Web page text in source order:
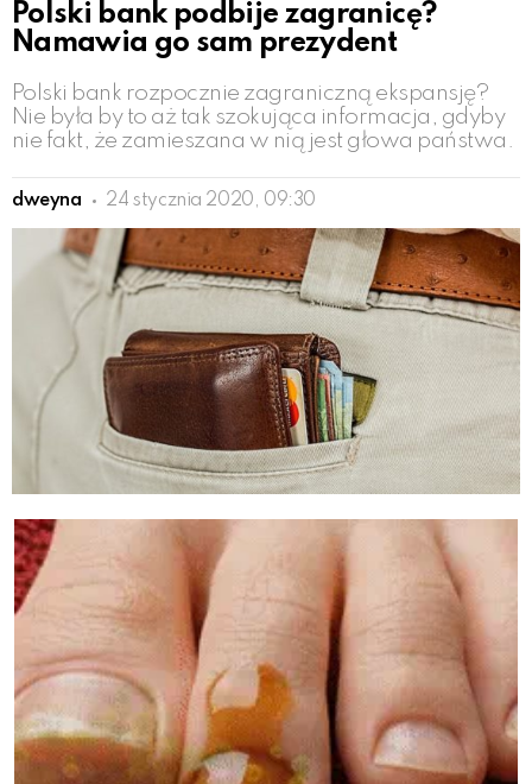
Polski bank podbije zagranicę?
Namawia go sam prezydent
Polski bank rozpocznie zagraniczną ekspansję?
Nie była by to aż tak szokująca informacja, gdyby
nie fakt, że zamieszana w nią jest głowa państwa.
dweyna 24 stycznia 2020, 09:30